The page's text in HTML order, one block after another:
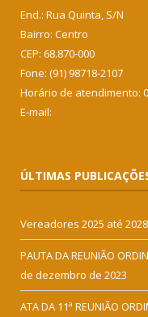
End.: Rua Quinta, S/N
Bairro: Centro
CEP: 68.870-000
Fone: (91) 98718-2107
Horário de atendimento:
E-mail:
ÚLTIMAS
Vereadores 2025 até 2028
PAUTA DA REUNIÃO
de dezembro de 2023
ATA DA 11ª REUNIÃO